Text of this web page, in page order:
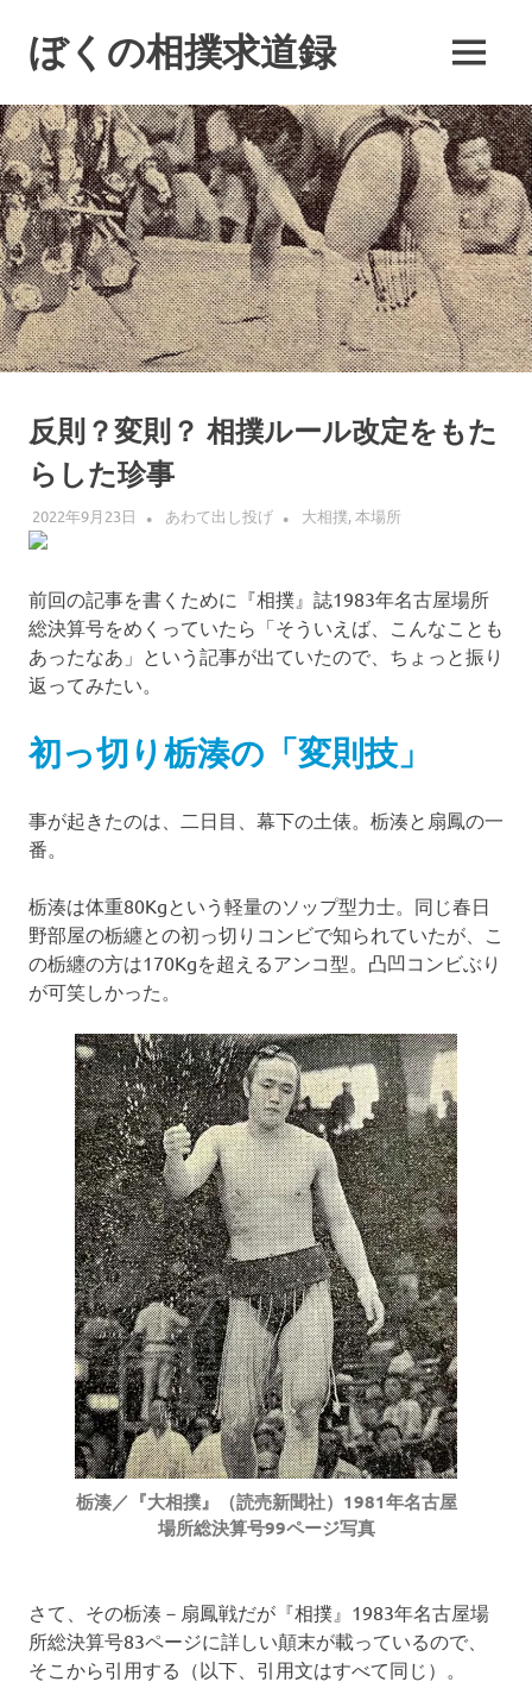
ン
ツ
へ
ス
キ
ッ
プ
ぼくの相撲求道録 MENU
反則？変則？ 相撲ルール改定をもた
らした珍事
2022年9月23日 あわて出し投げ 大相撲,本場所
前回の記事を書くために『相撲』誌1983年名古屋場所
総決算号をめくっていたら「そういえば、こんなことも
あったなあ」という記事が出ていたので、ちょっと振り
返ってみたい。
初っ切り栃湊の「変則技」
事が起きたのは、二日目、幕下の土俵。栃湊と扇鳳の一
番。
栃湊は体重80Kgという軽量のソップ型力士。同じ春日
野部屋の栃纏との初っ切りコンビで知られていたが、こ
の栃纏の方は170Kgを超えるアンコ型。凸凹コンビぶり
が可笑しかった。
栃湊／『大相撲』（読売新聞社）1981年名古屋
場所総決算号99ページ写真
さて、その栃湊－扇鳳戦だが『相撲』1983年名古屋場
所総決算号83ページに詳しい顛末が載っているので、
そこから引用する（以下、引用文はすべて同じ）。